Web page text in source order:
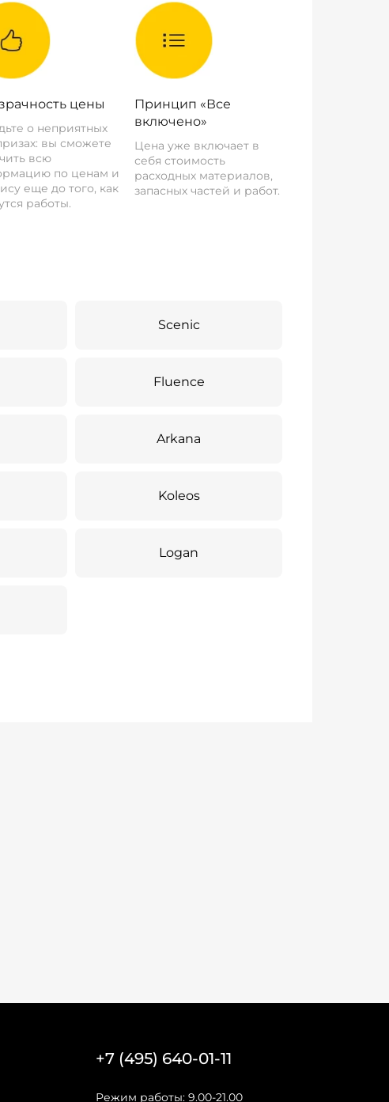
цены
о неприятных
вы сможете
всю
по ценам и
еще до того, как
работы.
Принцип «Все
включено»
Цена уже включает в
себя стоимость
расходных материалов,
запасных частей и работ.
Scenic
Fluence
Arkana
Koleos
Logan
+7 (495) 640-01-11
Режим работы: 9.00-21.00